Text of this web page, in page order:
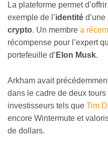
La plateforme permet
exemple de l’identité
crypto. Un membre a
récompense pour l’expert
portefeuille d’ Elon Musk.
Arkham avait
dans le cadre de deux
investisseurs tels que Tim
encore Wintermute et
de dollars.